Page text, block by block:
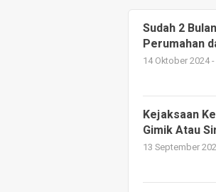
Sudah 2
Perumahan
14 Oktober 2024
Kejaksaan
Gimik Atau
13 September